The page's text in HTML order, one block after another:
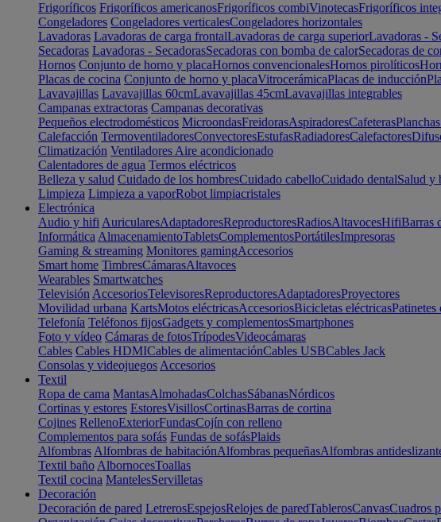
Frigoríficos Frigoríficos americanosFrigoríficos combiVinotecasFrigoríficos
Congeladores Congeladores verticalesCongeladores horizontales
Lavadoras Lavadoras de carga frontalLavadoras de carga superiorLavadoras -
Secadoras Lavadoras - SecadorasSecadoras con bomba de calorSecadoras de
Hornos Conjunto de horno y placaHornos convencionalesHornos pirolíticos
Placas de cocina Conjunto de horno y placaVitrocerámicaPlacas de inducción
Lavavajillas Lavavajillas 60cmLavavajillas 45cmLavavajillas integrables
Campanas extractoras Campanas decorativas
Pequeños electrodomésticos MicroondasFreidorasAspiradoresCafeteras
Calefacción TermoventiladoresConvectoresEstufasRadiadoresCalefactores
Climatización Ventiladores Aire acondicionado
Calentadores de agua Termos eléctricos
Belleza y salud Cuidado de los hombresCuidado cabelloCuidado dentalSalud y
Limpieza Limpieza a vaporRobot limpiacristales
Electrónica
Audio y hifi AuricularesAdaptadoresReproductoresRadiosAltavocesHifiBarras
Informática AlmacenamientoTabletsComplementosPortátilesImpresoras
Gaming & streaming Monitores gamingAccesorios
Smart home TimbresCámarasAltavoces
Wearables Smartwatches
Televisión AccesoriosTelevisoresReproductoresAdaptadoresProyectores
Movilidad urbana KartsMotos eléctricasAccesoriosBicicletas eléctricasPatinetes
Telefonía Teléfonos fijosGadgets y complementosSmartphones
Foto y vídeo Cámaras de fotosTrípodesVideocámaras
Cables Cables HDMICables de alimentaciónCables USBCables Jack
Consolas y videojuegos Accesorios
Textil
Ropa de cama MantasAlmohadasColchasSábanasNórdicos
Cortinas y estores EstoresVisillosCortinasBarras de cortina
Cojines RellenoExteriorFundasCojín con relleno
Complementos para sofás Fundas de sofásPlaids
Alfombras Alfombras de habitaciónAlfombras pequeñasAlfombras
Textil baño AlbornocesToallas
Textil cocina MantelesServilletas
Decoración
Decoración de pared LetrerosEspejosRelojes de paredTablerosCanvasCuadros